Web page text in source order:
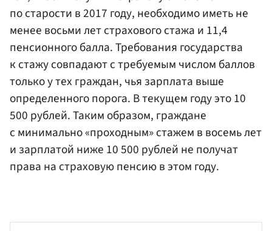
по старости в 2017 году, необходимо иметь не
менее восьми лет страхового стажа и 11,4
пенсионного балла. Требования государства
к стажу совпадают с требуемым числом баллов
только у тех граждан, чья зарплата выше
определенного порога. В текущем году это 10
500 рублей. Таким образом, граждане
с минимально «проходным» стажем в восемь лет
и зарплатой ниже 10 500 рублей не получат
права на страховую пенсию в этом году.